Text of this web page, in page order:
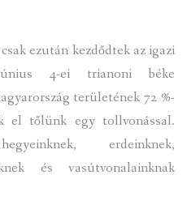
ezután kezdődtek az igazi
4-ei trianoni béke
területének 72 %-
el tőlünk egy tollvonással.
erdeinknek,
és vasútvonalainknak